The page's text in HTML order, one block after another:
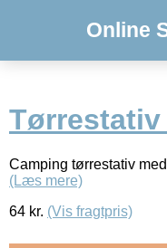
Online
Tørrestativ
Camping tørrestativ
(Læs mere)
64 kr. (Vis fragtpris)